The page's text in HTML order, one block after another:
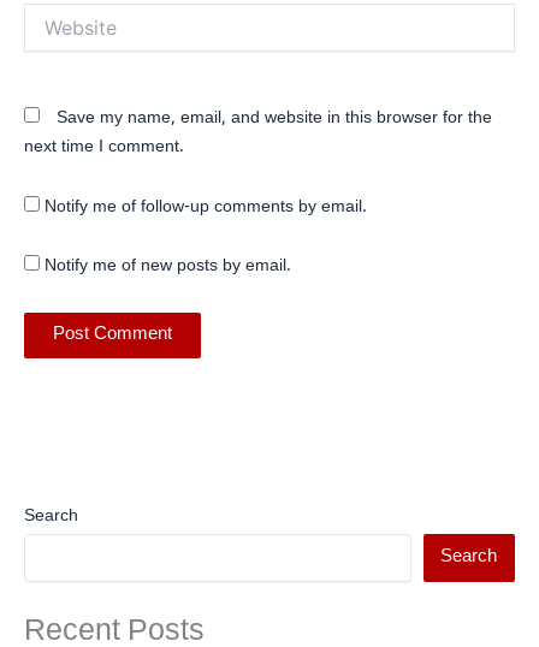
Save my name, email, and website in this browser for the
next time I comment.
Notify me of follow-up comments by email.
Notify me of new posts by email.
Search
Search
Recent Posts